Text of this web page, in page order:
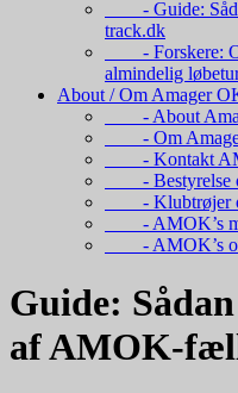
- Guide:
track.dk
- Forskere:
almindelig
About / Om Amager
- About
- Om
- Kontakt
- Bestyrelse
- Klubtrøjer
- AMOK’s
- AMOK’s
Guide:
af AMOK-